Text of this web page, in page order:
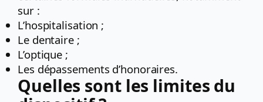
sur :
L’hospitalisation ;
Le dentaire ;
L’optique ;
Les dépassements d’honoraires.
Quelles sont les limites du